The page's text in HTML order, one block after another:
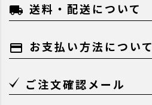
local_shipping 送料・配送について
payment お支払い方法について
ご注文確認メール